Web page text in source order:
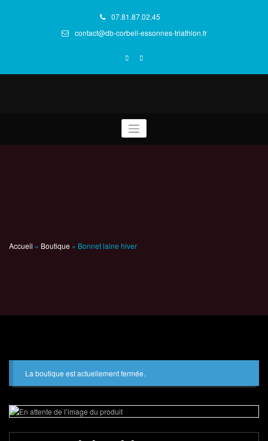
07.81.87.02.45
contact@db-corbeil-essonnes-triathlon.fr
Accueil » Boutique » Bonnet laine hiver
La boutique est actuellement fermée.